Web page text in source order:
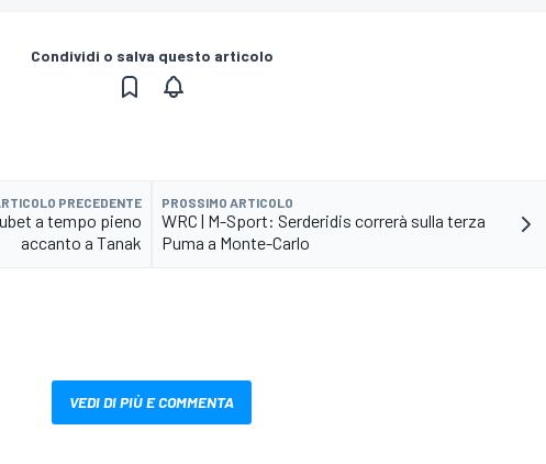
Condividi o salva questo articolo
PRECEDENTE
a tempo pieno
accanto a Tanak
PROSSIMO ARTICOLO
WRC | M-Sport: Serderidis correrà sulla terza
Puma a Monte-Carlo
VEDI DI PIÙ E COMMENTA